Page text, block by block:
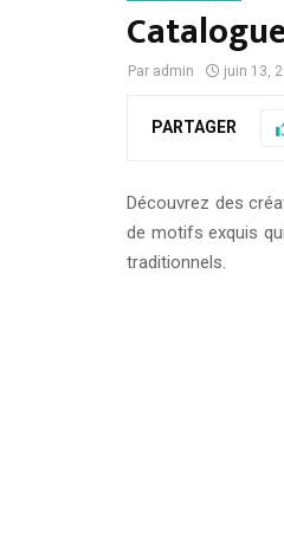
Par admin juin 13,
PARTAGER
Découvrez des
de motifs exquis
traditionnels.